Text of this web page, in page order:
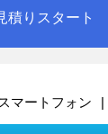
積りスタート
スマートフォン |